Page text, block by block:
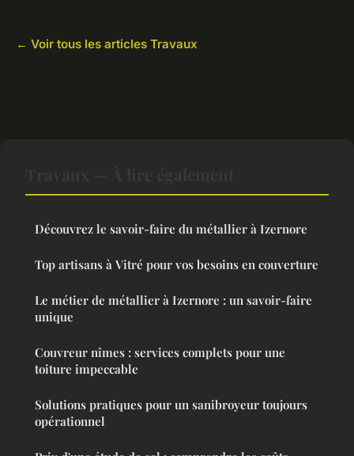
← Voir tous les articles Travaux
Découvrez le savoir-faire du métallier à Izernore
Top artisans à Vitré pour vos besoins en couverture
Le métier de métallier à Izernore : un savoir-faire
unique
Couvreur nîmes : services complets pour une
toiture impeccable
Solutions pratiques pour un sanibroyeur toujours
opérationnel